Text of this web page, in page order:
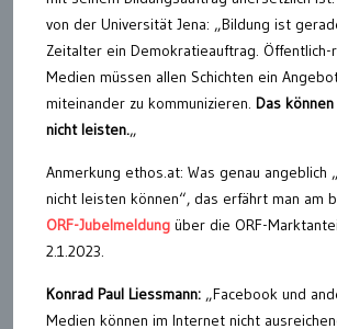
von der Universität Jena: „Bildung ist
Zeitalter ein Demokratieauftrag. Öffentlich-
Medien müssen allen Schichten ein
miteinander zu kommunizieren. Das
nicht leisten.„
Anmerkung ethos.at: Was genau angeblich
nicht leisten können“, das erfährt man am
ORF-Jubelmeldung über die ORF-
2.1.2023.
Konrad Paul Liessmann: „Facebook und
Medien können im Internet nicht